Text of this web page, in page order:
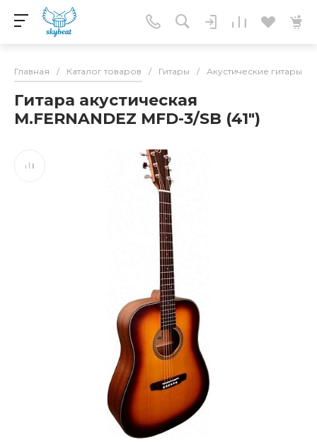
Главная / Каталог товаров / Гитары / Акустические гитары
Гитара акустическая
М.FERNANDEZ MFD-3/SB (41")